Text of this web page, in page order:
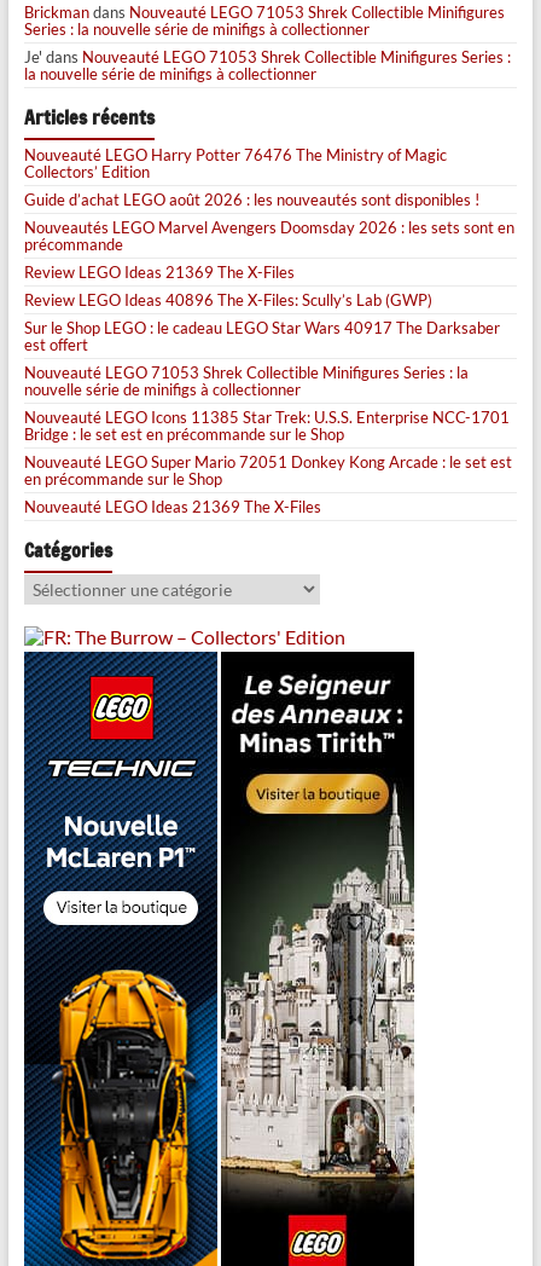
Brickmandans Nouveauté LEGO 71053 Shrek Collectible Minifigures
Series : la nouvelle série de minifigs à collectionner
Je' dans Nouveauté LEGO 71053 Shrek Collectible Minifigures Series :
la nouvelle série de minifigs à collectionner
Articles récents
Nouveauté LEGO Harry Potter 76476 The Ministry of Magic
Collectors’ Edition
Guide d’achat LEGO août 2026 : les nouveautés sont disponibles !
Nouveautés LEGO Marvel Avengers Doomsday 2026 : les sets sont en
précommande
Review LEGO Ideas 21369 The X-Files
Review LEGO Ideas 40896 The X-Files: Scully’s Lab (GWP)
Sur le Shop LEGO : le cadeau LEGO Star Wars 40917 The Darksaber
est offert
Nouveauté LEGO 71053 Shrek Collectible Minifigures Series : la
nouvelle série de minifigs à collectionner
Nouveauté LEGO Icons 11385 Star Trek: U.S.S. Enterprise NCC-1701
Bridge : le set est en précommande sur le Shop
Nouveauté LEGO Super Mario 72051 Donkey Kong Arcade : le set est
en précommande sur le Shop
Nouveauté LEGO Ideas 21369 The X-Files
Catégories
Catégories